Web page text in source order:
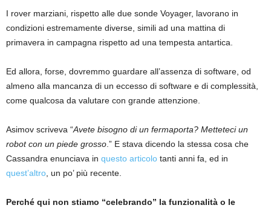
I rover marziani, rispetto alle due sonde Voyager, lavorano in
condizioni estremamente diverse, simili ad una mattina di
primavera in campagna rispetto ad una tempesta antartica.
Ed allora, forse, dovremmo guardare all’assenza di software, od
almeno alla mancanza di un eccesso di software e di complessità,
come qualcosa da valutare con grande attenzione.
Asimov scriveva “Avete bisogno di un fermaporta? Metteteci un
robot con un piede grosso .” E stava dicendo la stessa cosa che
Cassandra enunciava in questo articolo tanti anni fa, ed in
quest’altro , un po’ più recente.
Perché qui non stiamo “celebrando” la funzionalità o le